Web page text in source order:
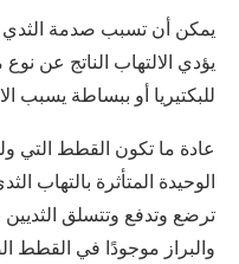
يمكن أن تسبب صدمة الثدي
يؤدي الالتهاب الناتج عن
للبكتيريا أو ببساطة يسبب
عادة ما تكون القطط التي
الوحيدة المتأثرة بالتهاب
ترضع وتدفع وتتسلق الثديين
والبراز موجودًا في القطط